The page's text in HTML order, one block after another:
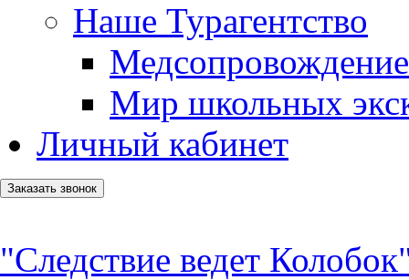
Наше Турагентство
Медсопровождение
Мир школьных
Личный кабинет
Заказать звонок
"Следствие ведет